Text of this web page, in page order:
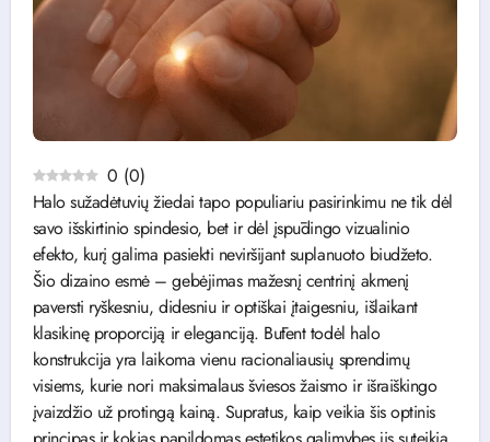
0 (0)
Halo sužadėtuvių žiedai tapo populiariu pasirinkimu ne tik dėl
savo išskirtinio spindesio, bet ir dėl įspūdingo vizualinio
efekto, kurį galima pasiekti neviršijant suplanuoto biudžeto.
Šio dizaino esmė – gebėjimas mažesnį centrinį akmenį
paversti ryškesniu, didesniu ir optiškai įtaigesniu, išlaikant
klasikinę proporciją ir eleganciją. Būtent todėl halo
konstrukcija yra laikoma vienu racionaliausių sprendimų
visiems, kurie nori maksimalaus šviesos žaismo ir išraiškingo
įvaizdžio už protingą kainą. Supratus, kaip veikia šis optinis